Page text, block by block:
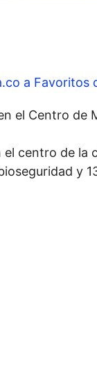
a Favoritos
el Centro de
centro de la
y